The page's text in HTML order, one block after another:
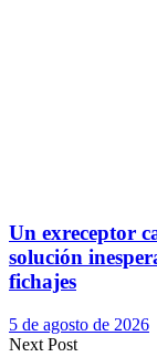
Un exreceptor
solución
fichajes
5 de agosto de 2026
Next Post